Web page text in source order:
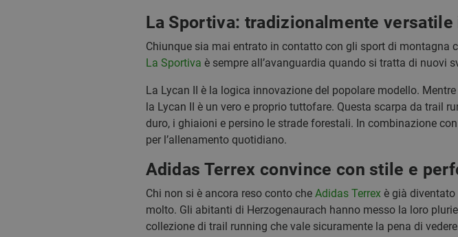
La Sportiva: tradizionalmente versatile
Chiunque sia mai entrato in contatto con gli sport di
La Sportiva è sempre all’avanguardia quando si tratta di
La Lycan II è la logica innovazione del popolare modello.
la Lycan II è un vero e proprio tuttofare. Questa scarpa da trail
duro, i ghiaioni e persino le strade forestali. In combinazione
per l’allenamento quotidiano.
Adidas Terrex convince con stile e
Chi non si è ancora reso conto che Adidas Terrexè già diventato
molto. Gli abitanti di Herzogenaurach hanno messo la loro
collezione di trail running che vale sicuramente la pena di